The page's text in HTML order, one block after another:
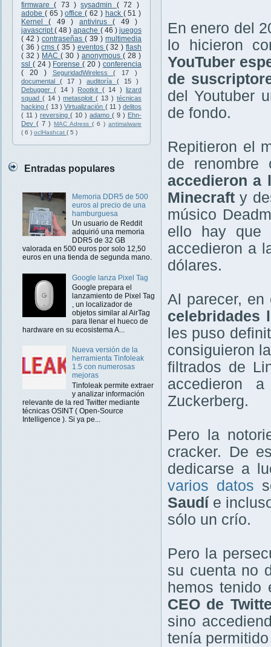
firmware( 73 )sysadmin ( 72 )
adobe ( 65 )office( 62 ) hack ( 51 )
Kernel( 49 ) antivirus( 49 )
javascript( 48 )apache ( 46 ) juegos
( 42 ) contraseñas ( 39 ) multimedia
( 36 )cms( 35 ) eventos ( 32 )flash
( 32 ) MAC( 30 ) anonymous ( 28 )
ssl ( 24 ) Forense( 20 ) conferencia
( 20 )
SeguridadWireless( 17 )
documental ( 17 ) auditoría ( 15 )
Debugger( 14 ) Rootkit ( 14 ) lizard
squad ( 14 )metasploit( 13 ) técnicas
hacking( 13 )Virtualización ( 11 ) delitos
( 11 ) reversing ( 10 ) adamo ( 9 ) Ehn-
Dev ( 7 ) MAC Adress ( 6 ) antimalware
( 6 ) oclHashcat ( 5 )
Entradas populares
Memoria DDR5 de 500
euros al precio de una
hamburguesa
Un usuario de Reddit
adquirió una memoria
DDR5 de 32 GB
valorada en 500 euros por solo 12,50
euros en una tienda de segunda mano.
Google lanza Pixel Tag
Google prepara el
lanzamiento de Pixel Tag
, un localizador de
objetos similar al AirTag
para llenar el hueco de
hardware en su ecosistema A...
Nueva versión de la
herramienta Tinfoleak
1.5 con numerosas
mejoras
Tinfoleak permite extraer
y analizar información
relevante de la red Twitter mediante
técnicas OSINT ( Open-Source
Intelligence ). Si ya pe...
En enero del
lo hicieron
YouTuber
de
del Youtuber
de fondo.
Repitieron el
de
accedieron a
Minecraft y
músico
ello hay que
accedieron a
dólares.
Al parecer,
celebridades
les puso
consiguieron
filtrados de
accedieron
Zuckerberg.
Pero la
cracker. De
dedicarse a
varios datos
Saudíe
sólo un crío.
Pero la
su cuenta no
hemos
CEO de
sino
tenía